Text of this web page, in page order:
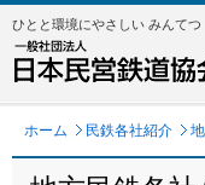
ひとと環境にやさしい みんてつ
ホーム 民鉄各社紹介